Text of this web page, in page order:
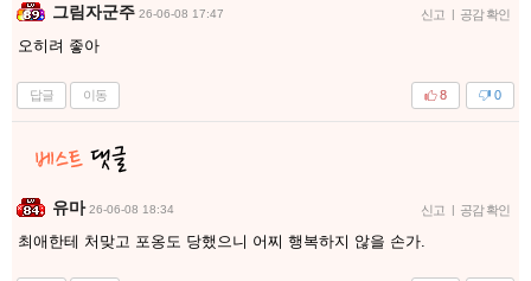
그림자군주 26-06-08 17:47 신고 | 공감 확인
오히려 좋아
답글 이동 0
8
유마 26-06-08 18:34 신고 | 공감 확인
최애한테 처맞고 포옹도 당했으니 어찌 행복하지 않을 손가.